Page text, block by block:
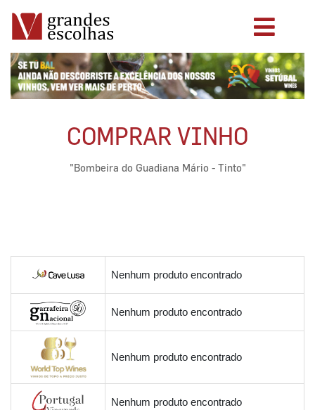
COMPRAR VINHO
"Bombeira do Guadiana Mário - Tinto"
Nenhum produto encontrado
Nenhum produto encontrado
Nenhum produto encontrado
Nenhum produto encontrado